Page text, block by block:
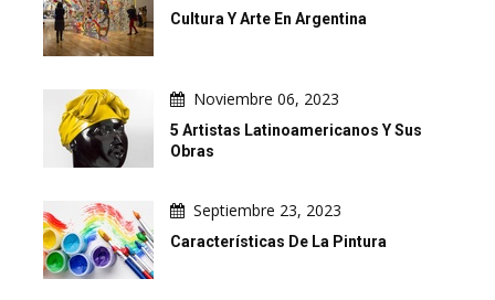
Cultura Y Arte En Argentina
Noviembre 06, 2023
5 Artistas Latinoamericanos Y Sus
Obras
Septiembre 23, 2023
Características De La Pintura